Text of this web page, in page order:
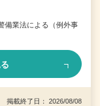
備業法による（例外事
掲載終了日： 2026/08/08